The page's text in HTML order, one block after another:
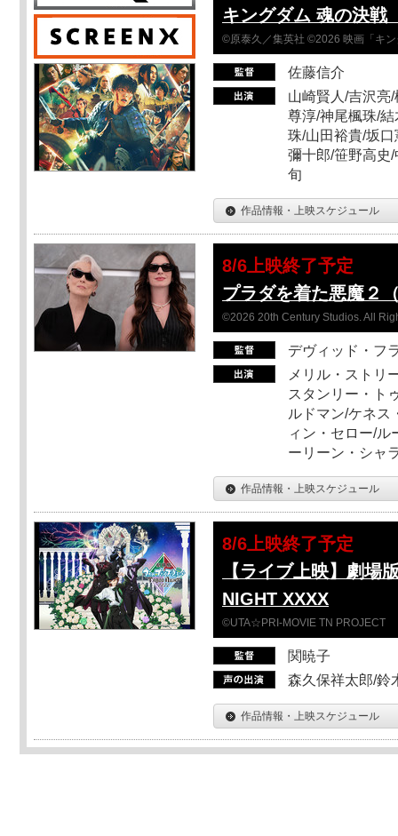
キングダム 魂の決
©原泰久／集英社 ©2026 映画「キ
佐藤信介
山崎賢人/吉沢亮
尊淳/神尾楓珠/
珠/山田裕貴/坂
彌十郎/笹野高史
旬
作品情報・上映スケジュール
8/6上映終了予定
プラダを着た悪魔２
©2026 20th Century Studios. All
デヴィッド・フ
メリル・ストリ
スタンリー・ト
ルドマン/ケネス
ィン・セロー/ル
ーリーン・シャ
作品情報・上映スケジュール
8/6上映終了予定
【ライブ上映】劇
NIGHT XXXX
©UTA☆PRI-MOVIE TN PROJECT
関暁子
森久保祥太郎/鈴
作品情報・上映スケジュール